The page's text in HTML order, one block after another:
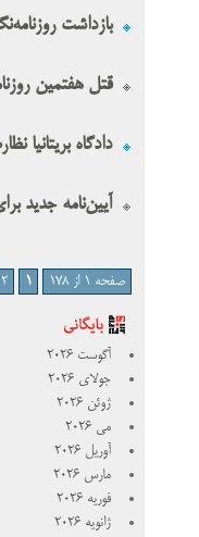
بازداشت
قتل هفتمین
دادگاه بریتانیا
آیین‌نامه جدید
صفحه 1 از 178 1
2
آگوست 2026
جولای 2026
ژوئن 2026
می 2026
آوریل 2026
مارس 2026
فوریه 2026
ژانویه 2026